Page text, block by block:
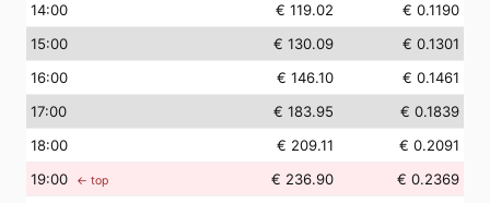
14:00 € 119.02
€ 0.1190
15:00 € 130.09
€ 0.1301
16:00 € 146.10
€ 0.1461
17:00 € 183.95
€ 0.1839
18:00 € 209.11
€ 0.2091
19:00 ← top € 236.90
€ 0.2369